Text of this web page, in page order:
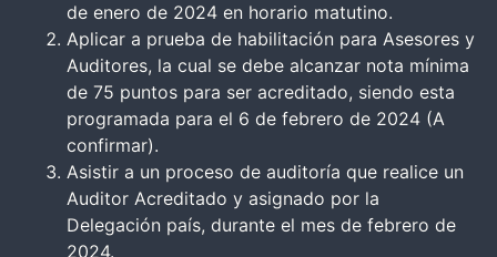
de enero de 2024 en horario matutino.
Aplicar a prueba de habilitación para Asesores y
Auditores, la cual se debe alcanzar nota mínima
de 75 puntos para ser acreditado, siendo esta
programada para el 6 de febrero de 2024 (A
confirmar).
Asistir a un proceso de auditoría que realice un
Auditor Acreditado y asignado por la
Delegación país, durante el mes de febrero de
2024.